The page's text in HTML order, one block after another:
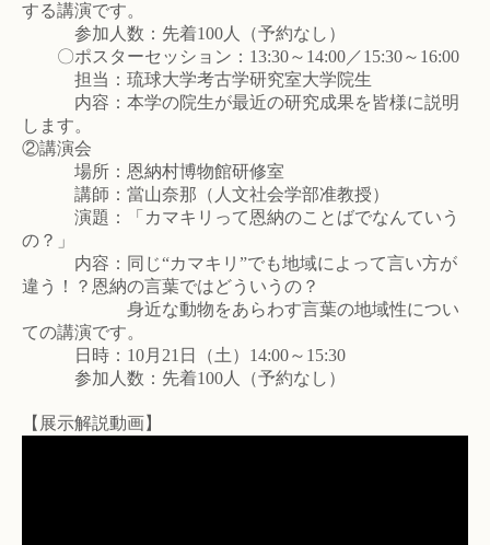
する講演です。
参加人数：先着100人（予約なし）
〇ポスターセッション：13:30～14:00／15:30～16:00
担当：琉球大学考古学研究室大学院生
内容：本学の院生が最近の研究成果を皆様に説明
します。
②講演会
場所：恩納村博物館研修室
講師：當山奈那（人文社会学部准教授）
演題：「カマキリって恩納のことばでなんていう
の？」
内容：同じ“カマキリ”でも地域によって言い方が
違う！？恩納の言葉ではどういうの？
身近な動物をあらわす言葉の地域性につい
ての講演です。
日時：10月21日（土）14:00～15:30
参加人数：先着100人（予約なし）
【展示解説動画】